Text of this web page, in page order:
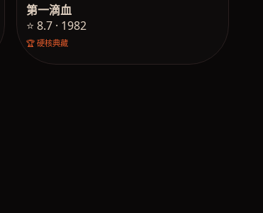
第一滴血
⭐ 8.7 · 1982
🏆 硬核典藏